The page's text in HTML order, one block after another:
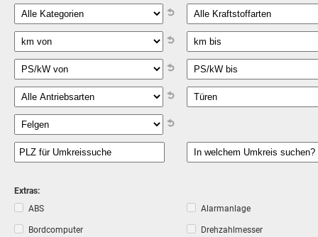
Extras:
ABS
Alarmanlage
Bordcomputer Drehzahlmesser